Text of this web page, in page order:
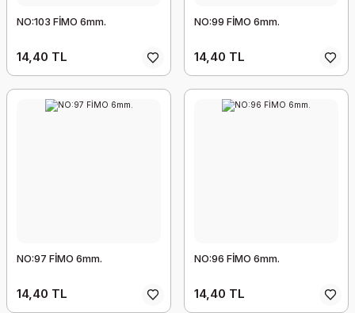
NO:103 FİMO 6mm.
14,40 TL
NO:99 FİMO 6mm.
14,40 TL
NO:97 FİMO 6mm.
14,40 TL
NO:96 FİMO 6mm.
14,40 TL